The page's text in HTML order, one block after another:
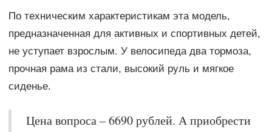
По техническим характеристикам эта модель,
предназначенная для активных и спортивных детей,
не уступает взрослым. У велосипеда два тормоза,
прочная рама из стали, высокий руль и мягкое
сиденье.
Цена вопроса – 6690 рублей. А приобрести